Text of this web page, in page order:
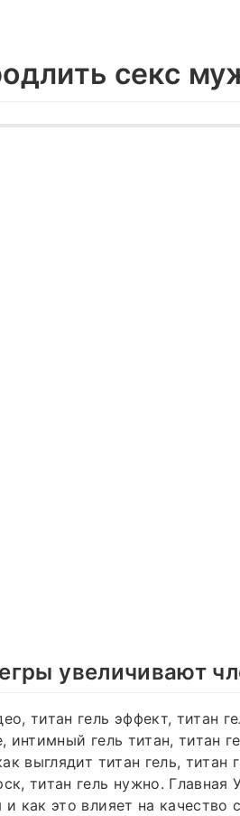
секс
увеличивают
титан гель эффект, титан
интимный гель титан, титан
выглядит титан гель, титан
титан гель нужно. Главная
как это влияет на качество